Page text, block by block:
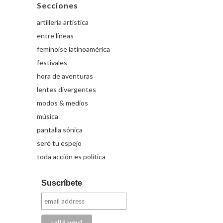
Secciones
artillería artística
entre líneas
feminoise latinoamérica
festivales
hora de aventuras
lentes divergentes
modos & medios
música
pantalla sónica
seré tu espejo
toda acción es política
Suscríbete